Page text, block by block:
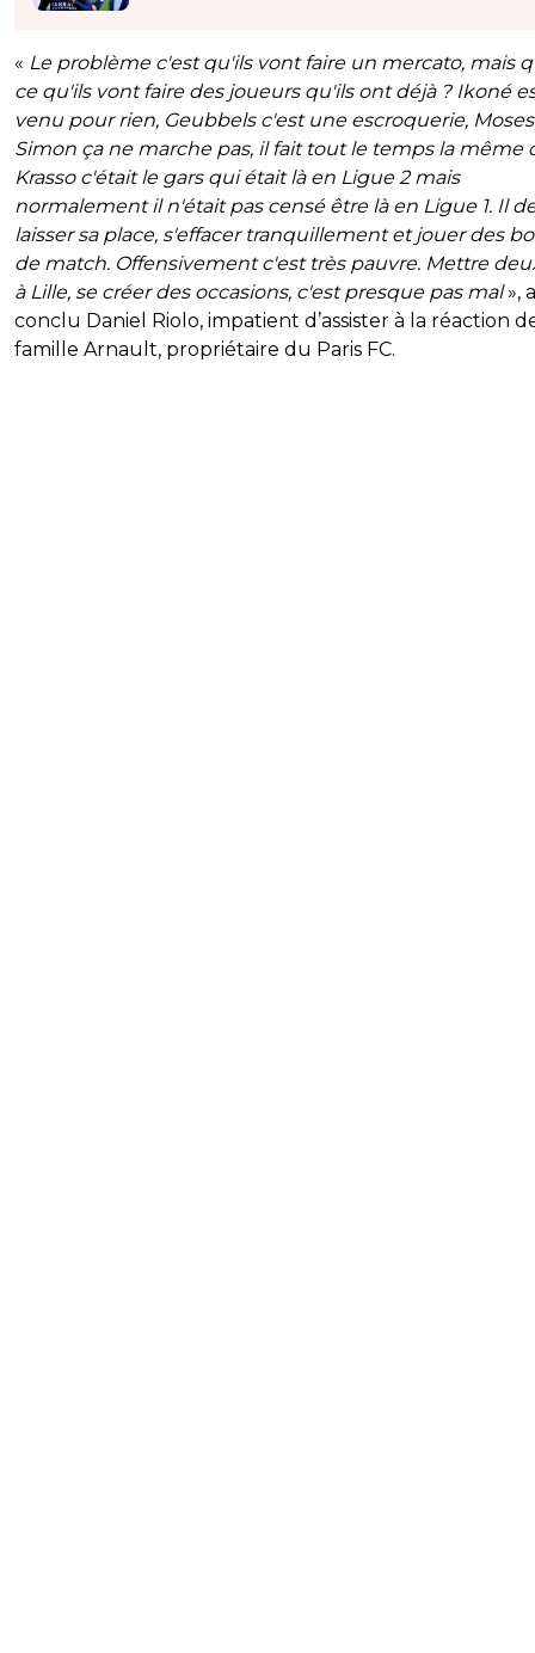
« Le problème c'est qu'ils vont faire un mercato, mais
ce qu'ils vont faire des joueurs qu'ils ont déjà ? Ikoné
venu pour rien, Geubbels c'est une escroquerie, Moses
Simon ça ne marche pas, il fait tout le temps la même
Krasso c'était le gars qui était là en Ligue 2 mais
normalement il n'était pas censé être là en Ligue 1. Il
laisser sa place, s'effacer tranquillement et jouer des
de match. Offensivement c'est très pauvre. Mettre
à Lille, se créer des occasions, c'est presque pas mal», a
conclu Daniel Riolo, impatient d’assister à la réaction
famille Arnault, propriétaire du Paris FC.